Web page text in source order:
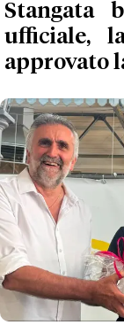
Stangata
ufficiale,
approvato